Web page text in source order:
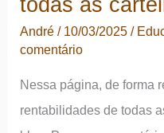
as
carteiras
(jul/25)
André/ 10/03/2025/
comentário
Nessa página, de forma
rentabilidades de todas